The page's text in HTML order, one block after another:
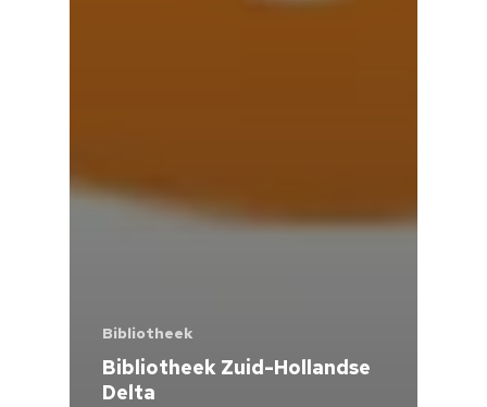
Bibliotheek
Bibliotheek Zuid-Hollandse
Delta